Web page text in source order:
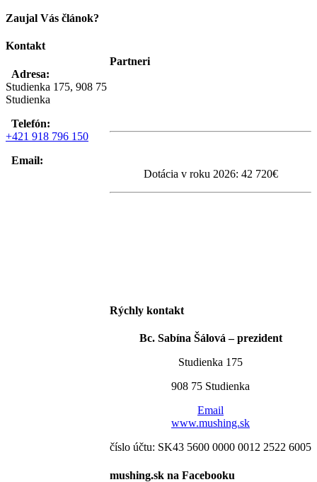
Zaujal Vás článok?
Facebook
X
Reddit
LinkedIn
WhatsApp
Telegram
Tumblr
Pinterest
Vk
Xing
Email
Partneri
Dotácia v roku 2026: 42 720€
Rýchly kontakt
Bc. Sabína Šálová – prezident
Studienka 175
908 75 Studienka
Email
www.mushing.sk
číslo účtu: SK43 5600 0000 0012 2522 6005
mushing.sk na Facebooku
Kontakt
Adresa:
Studienka 175, 908 75
Studienka
Telefón:
+421 918 796 150
Email: